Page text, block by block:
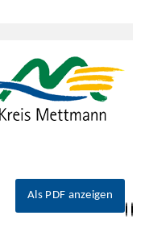
Als PDF anzeigen